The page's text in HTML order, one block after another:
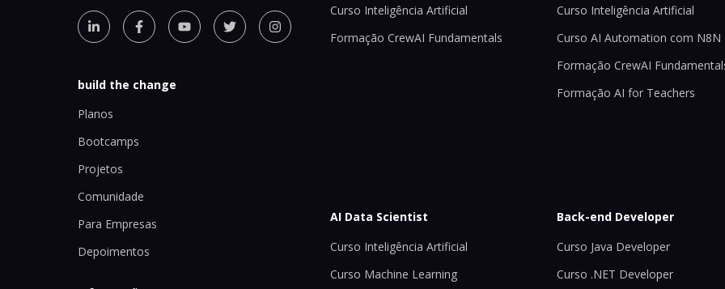
build the change
Planos
Bootcamps
Projetos
Comunidade
Para Empresas
Depoimentos
Curso Inteligência Artificial
Formação CrewAI Fundamentals
Curso Inteligência Artificial
Curso AI Automation com N8N
Formação CrewAI
Formação AI for Teachers
AI Data Scientist
Curso Inteligência Artificial
Curso Machine Learning
Back-end Developer
Curso Java Developer
Curso .NET Developer